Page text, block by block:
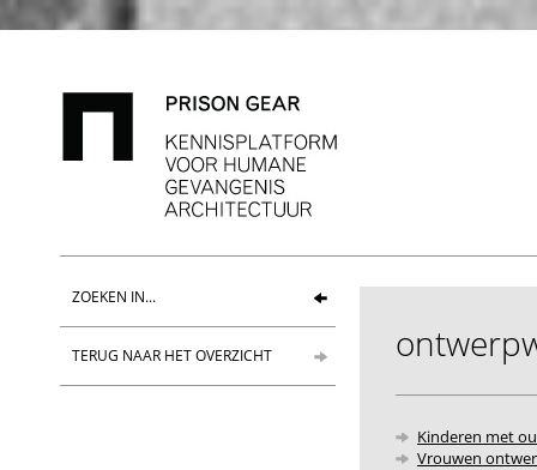
ZOEKEN IN...
TERUG NAAR HET OVERZICHT
Kinderen met
Vrouwen